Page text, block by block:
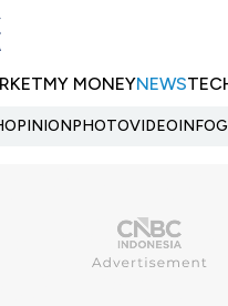
MY MONEYNEWS
OPINIONPHOTOVIDEO